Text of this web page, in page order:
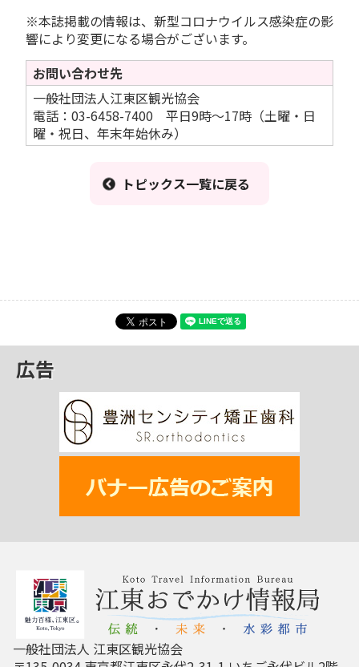
※本誌掲載の情報は、新型コロナウイルス感染症の影
響により変更になる場合がございます。
お問い合わせ先
一般社団法人江東区観光協会
電話：03-6458-7400 平日9時～17時（土曜・日
曜・祝日、年末年始休み）
トピックス一覧に戻る
広告
一般社団法人 江東区観光協会